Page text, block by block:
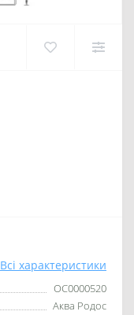
Всі характеристики
OC0000520
Аква Родос